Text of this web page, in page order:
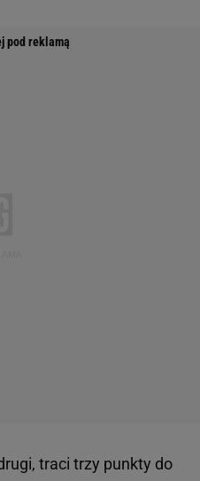
traci trzy punkty do